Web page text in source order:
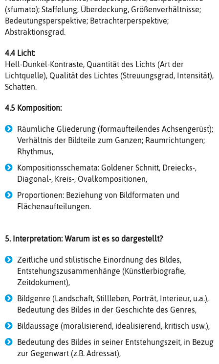
(sfumato); Staffelung, Überdeckung, Größenverhältnisse;
Bedeutungsperspektive; Betrachterperspektive;
Abstraktionsgrad.
4.4 Licht:
Hell-Dunkel-Kontraste, Quantität des Lichts (Art der
Lichtquelle), Qualität des Lichtes (Streuungsgrad, Intensität),
Schatten.
4.5 Komposition:
Räumliche Gliederung (formaufteilendes Achsengerüst);
Verhältnis der Bildteile zum Ganzen; Raumrichtungen;
Rhythmus,
Kompositionsschemata: Goldener Schnitt, Dreiecks-,
Diagonal-, Kreis-, Ovalkompositionen,
Proportionen: Beziehung von Bildformaten und
Flächenaufteilungen.
5. Interpretation: Warum ist es so dargestellt?
Zeitliche und stilistische Einordnung des Bildes,
Entstehungszusammenhänge (Künstlerbiografie,
Zeitdokument),
Bildgenre (Landschaft, Stillleben, Porträt, Interieur, u.a.),
Bedeutung des Bildes in der Geschichte des Genres,
Bildaussage (moralisierend, idealisierend, kritisch usw.),
Bedeutung des Bildes in seiner Entstehungszeit, in Bezug
zur Gegenwart (z.B. Adressat),